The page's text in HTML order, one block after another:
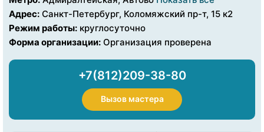
Адрес: Санкт-Петербург, Коломяжский пр-т, 15 к2
Режим работы: круглосуточно
Форма организации: Организация проверена
+7(812)209-38-80
Вызов мастера